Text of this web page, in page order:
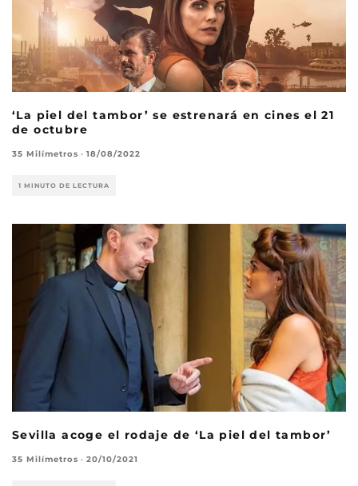
‘La piel del tambor’ se estrenará en cines el 21
de octubre
35 Milímetros · 18/08/2022
1 MINUTO DE LECTURA
Sevilla acoge el rodaje de ‘La piel del tambor’
35 Milímetros · 20/10/2021